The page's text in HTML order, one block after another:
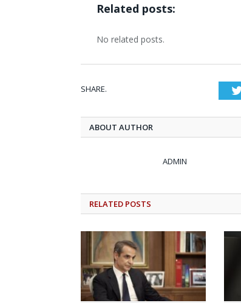
Related posts:
No related posts.
SHARE.
ABOUT AUTHOR
ADMIN
RELATED POSTS